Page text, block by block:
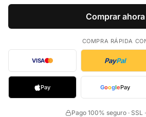
Comprar ahora
COMPRA RÁPIDA
VISA PayPal
Pay GooglePay
Pago 100% seguro · SSL